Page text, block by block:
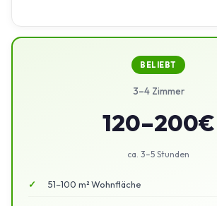
BELIEBT
3–4 Zimmer
120–200€
ca. 3–5 Stunden
51–100 m² Wohnfläche